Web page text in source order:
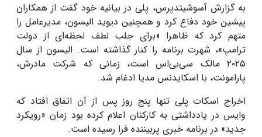
به گزارش آسوشیتدپرس، پلی در بیانیه خود گفت از همکاران
پیشین خود دفاع کرد و همچنین دیوید الیسون، مدیرعامل را
متهم کرد که ظاهرا «برای جلب لطف لحظه‌ای از دولت
ترامپ»، شهرت برنامه را کنار گذاشته است. الیسون از سال
۲۰۲۵ مالک سی‌بی‌اس است، زمانی که شرکت مادرش،
پارامونت، با اسکایدنس مدیا ادغام شد.
اخراج اسکات پلی تنها پنج روز پس از آن اتفاق افتاد که
وایس در یادداشتی به کارکنان اعلام کرده بود زمان «رویکرد
جدید» در برنامه خبری پربیننده فرا رسیده است.